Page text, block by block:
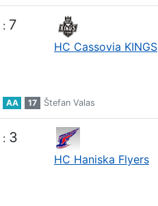
: 7
HC Cassovia KINGS
AA 17 Štefan Valas
: 3
HC Haniska Flyers